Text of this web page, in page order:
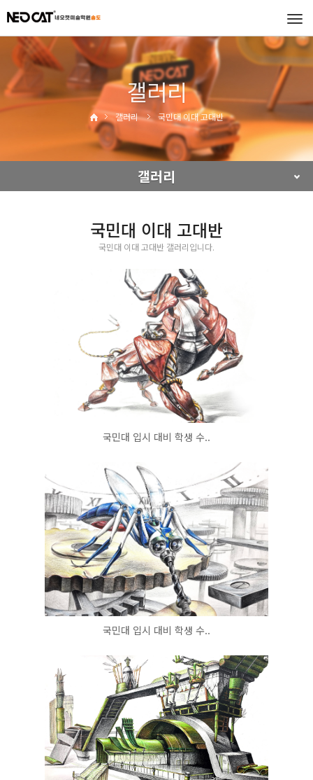
갤러리
갤러리 국민대 이대 고대반
갤러리
국민대 이대 고대반
국민대 이대 고대반 갤러리입니다.
국민대 입시 대비 학생 수..
국민대 입시 대비 학생 수..